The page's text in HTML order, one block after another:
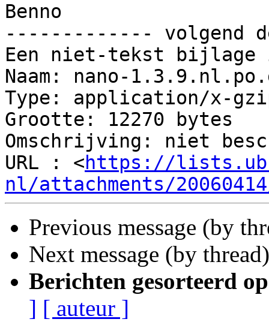
Benno
------------- volgend
Een niet-tekst
Naam: nano-
Type: application/x-
Grootte: 12270 bytes
Omschrijving: niet
URL : <https://
nl/attachments/
Previous message (by
Next message (by
Berichten gesorteerd
] [ auteur ]